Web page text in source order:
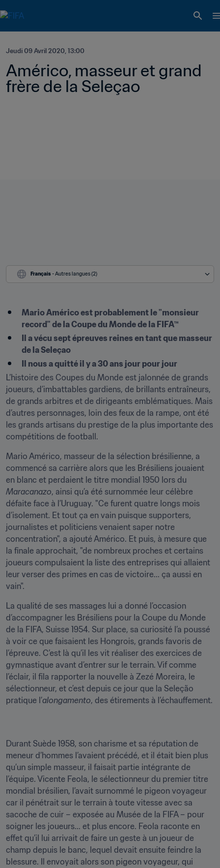
Jeudi 09 Avril 2020, 13:00
Américo, masseur et grand
frère de la Seleçao
Français - Autres langues (2)
Mario Américo est probablement le "monsieur
record" de la Coupe du Monde de la FIFA™
Il a vécu sept épreuves reines en tant que masseur
de la Seleçao
Il nous a quitté il y a 30 ans jour pour jour
L’histoire des Coupes du Monde est jalonnée de grands
joueurs, d’imbattables gardiens, de brillants entraîneurs,
de grands arbitres et de dirigeants emblématiques. Mais
d’autres personnages, loin des feux de la rampe, ont été
les grands artisans du prestige de la plus importante des
compétitions de football.
Mario Américo, masseur de la sélection brésilienne, a
commencé sa carrière alors que les Brésiliens jouaient
Maracanazo, ainsi qu’a été surnommée leur célèbre
défaite face à l’Uruguay. "Ce furent quatre longs mois
d’isolement. Et tout ça en vain puisque supporters,
journalistes et politiciens venaient saper notre
concentration", a ajouté Américo. Et puis, à mesure que
la finale approchait, "de nombreux proches et certains
joueurs compulsaient la liste des entreprises qui allaient
leur verser des primes en cas de victoire... ça aussi en
vain".
La qualité de ses massages lui a donné l’occasion
d’accompagner les Brésiliens pour la Coupe du Monde
de la FIFA, Suisse 1954. Sur place, sa curiosité l’a poussé
à voir ce que faisaient les Hongrois, grands favoris de
l’épreuve. C’est là qu’il les vit réaliser des exercices de
gymnastique avant d’entrer sur le terrain. Vif comme
l’éclair, il fila rapporter la nouvelle à Zezé Moreira, le
sélectionneur, et c’est depuis ce jour que la Seleção
pratique l’alongamento, des étirements à l’échauffement.
Durant Suède 1958, son charisme et sa réputation de
meneur d’hommes l’avaient précédé, et il était bien plus
qu’un simple masseur, il faisait partie intégrante de
l’équipe. Vicente Feola, le sélectionneur du premier titre
mondial brésilien, l’avait surnommé le pigeon voyageur
car il pénétrait sur le terrain à toute vitesse avec sa
sacoche de cuir – exposée au Musée de la FIFA – pour
soigner les joueurs... et plus encore. Feola raconte en
effet qu’il lui arrivait de faire un geste à un joueur de
champ depuis le banc, lequel devait ensuite feindre la
blessure. Il envoyait alors son pigeon voyageur, qui